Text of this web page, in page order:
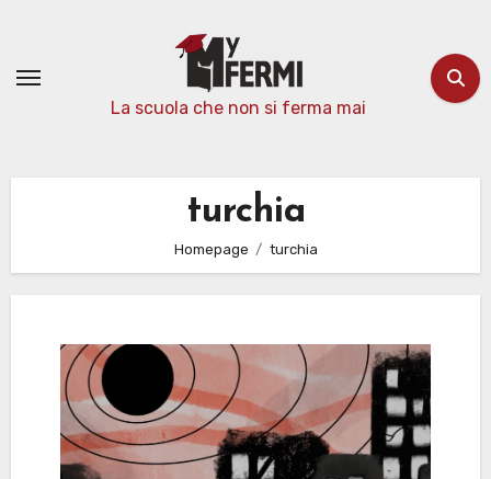
contenuto
La scuola che non si ferma mai
turchia
Homepage turchia